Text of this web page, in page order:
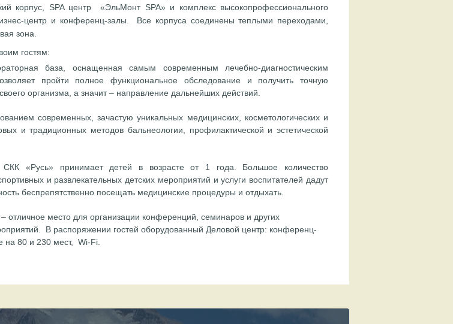
корпус, SPA центр «ЭльМонт SPA» и комплекс высокопрофессионального
центр и конференц-залы. Все корпуса соединены теплыми переходами,
зона.
гостям:
база, оснащенная самым современным лечебно-диагностическим
пройти полное функциональное обследование и получить точную
организма, а значит – направление дальнейших действий.
современных, зачастую уникальных медицинских, косметологических и
и традиционных методов бальнеологии, профилактической и эстетической
СКК «Русь» принимает детей в возрасте от 1 года. Большое количество
и развлекательных детских мероприятий и услуги воспитателей дадут
беспрепятственно посещать медицинские процедуры и отдыхать.
отличное место для организации конференций, семинаров и других
В распоряжении гостей оборудованный Деловой центр: конференц-
на 80 и 230 мест, Wi-Fi.